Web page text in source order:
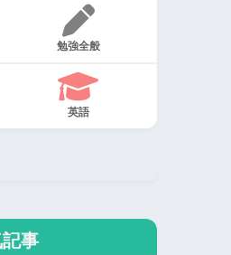
勉強全般
英語
事